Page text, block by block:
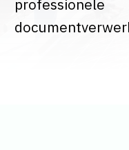
professionele